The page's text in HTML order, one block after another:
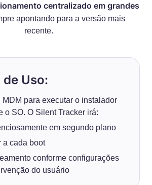
centralizado em grandes
apontando para a versão mais
recente.
de Uso:
para executar o instalador
o SO. O Silent Tracker irá:
em segundo plano
a cada boot
conforme configurações
do usuário